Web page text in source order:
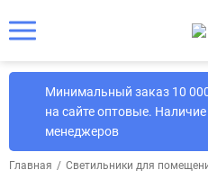
Минимальный заказ 10
на сайте оптовые. Наличие
менеджеров
Главная / Светильники для